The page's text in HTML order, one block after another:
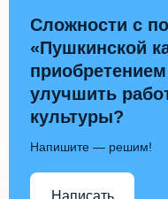
Сложности с
«Пушкинской
улучшить
культуры?
Напишите — решим!
Написать